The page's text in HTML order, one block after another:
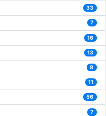
33
7
16
13
8
11
56
7